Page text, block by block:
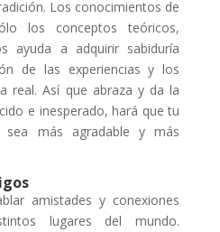
Los conocimientos de
los conceptos teóricos,
ayuda a adquirir sabiduría
de las experiencias y los
real. Así que abraza y da la
e inesperado, hará que tu
sea más agradable y más
amistades y conexiones
lugares del mundo.